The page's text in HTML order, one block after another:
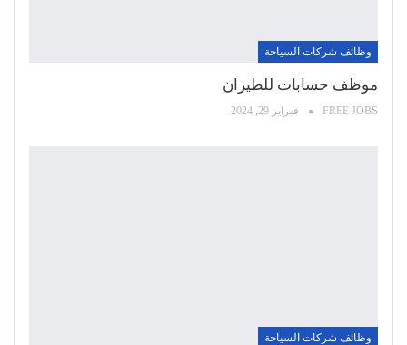
وظائف شركات السياحة
موظف حسابات للطيران
FREE JOBS فبراير 29, 2024
وظائف شركات السياحة